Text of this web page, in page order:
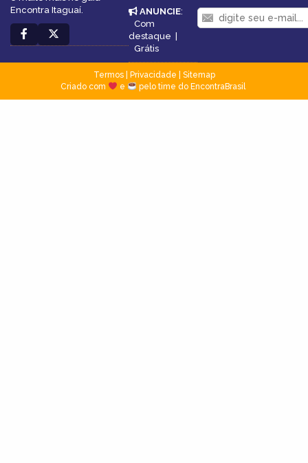
Encontra Itaguaí.
ANUNCIE:
Com
destaque
Grátis
Termos| Privacidade
Sitemap
Criado com
e pelo time do EncontraBrasil